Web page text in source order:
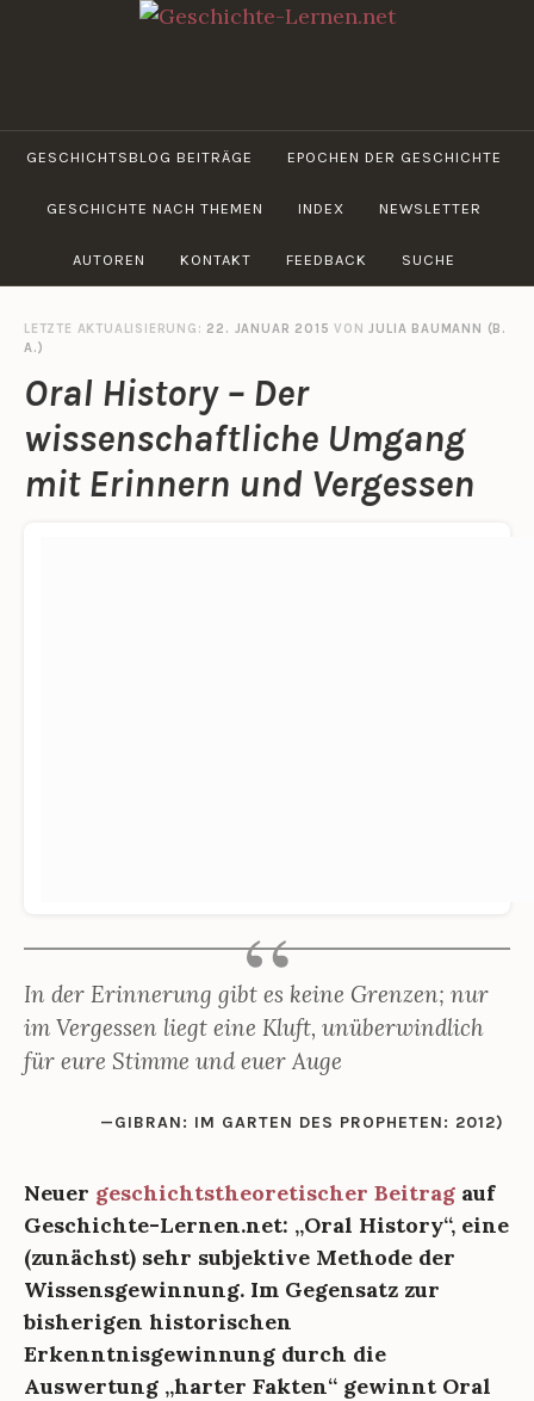
GESCHICHTE-
LERNEN.NET
GESCHICHTSBLOG BEITRÄGE EPOCHEN DER GESCHICHTE
GESCHICHTE NACH THEMEN INDEX NEWSLETTER
AUTOREN KONTAKT FEEDBACK SUCHE
LETZTE AKTUALISIERUNG: 22. JANUAR 2015 VONJULIA BAUMANN (B.
A.)
Oral History – Der
wissenschaftliche Umgang
mit Erinnern und Vergessen
In der Erinnerung gibt es keine Grenzen; nur
im Vergessen liegt eine Kluft, unüberwindlich
für eure Stimme und euer Auge
GIBRAN: IM GARTEN DES PROPHETEN: 2012)
Neuer geschichtstheoretischer Beitrag auf
Geschichte-Lernen.net: „Oral History“, eine
(zunächst) sehr subjektive Methode der
Wissensgewinnung. Im Gegensatz zur
bisherigen historischen
Erkenntnisgewinnung durch die
Auswertung „harter Fakten“ gewinnt Oral